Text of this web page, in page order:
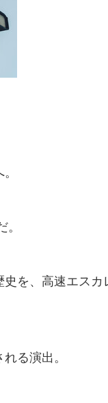
を、高速エス
る演出。